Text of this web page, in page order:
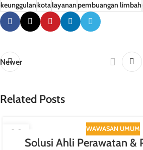
keunggulankotalayananpembuangan limbah
Newer
Related Posts
09 WAWASAN UMUM
Solusi Ahli Perawatan &